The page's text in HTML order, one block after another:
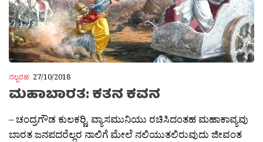
ನಲ್ಬರಹ 27/10/2018
ಮಹಾಬಾರತ: ಕತನ ಕವನ
– ಚಂದ್ರಗೌಡ ಕುಲಕರ‍್ಣಿ. ವ್ಯಾಸಮುನಿಯು ರಚಿಸಿದಂತಹ ಮಹಾಕಾವ್ಯವು
ಬಾರತ ಜನಪದರೆಲ್ಲರ ನಾಲಿಗೆ ಮೇಲೆ ನಲಿಯುತಲಿರುವುದು ಜೀವಂತ